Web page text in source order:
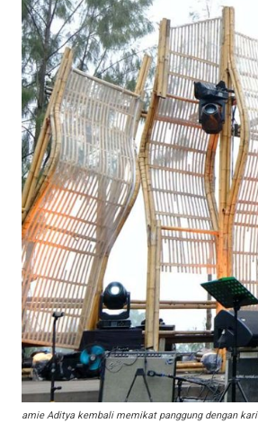
amie Aditya kembali memikat panggung dengan